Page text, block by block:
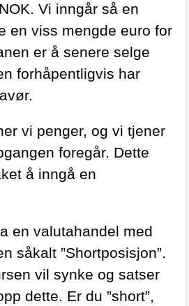
Vi inngår så en
en viss mengde euro for
er å senere selge
forhåpentligvis har
vi penger, og vi tjener
foregår. Dette
å inngå en
en valutahandel med
såkalt ”Shortposisjon”.
vil synke og satser
dette. Er du ”short”,